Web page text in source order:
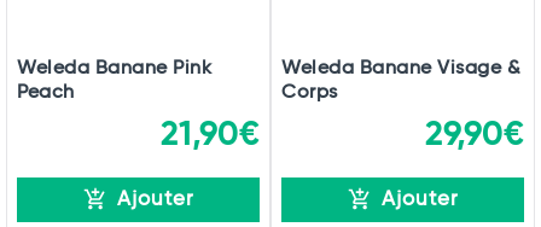
Weleda Banane Pink
Peach
21,90€
Ajouter
Weleda Banane Visage &
Corps
29,90€
Ajouter